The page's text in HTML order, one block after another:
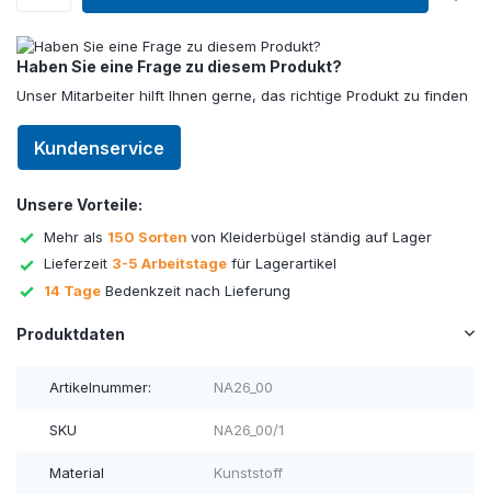
Haben Sie eine Frage zu diesem Produkt?
Unser Mitarbeiter hilft Ihnen gerne, das richtige Produkt zu finden
Kundenservice
Unsere Vorteile:
Mehr als 150 Sorten von Kleiderbügel ständig auf Lager
Lieferzeit 3-5 Arbeitstage für Lagerartikel
14 Tage Bedenkzeit nach Lieferung
Produktdaten
Artikelnummer: NA26_00
SKU NA26_00/1
Material Kunststoff